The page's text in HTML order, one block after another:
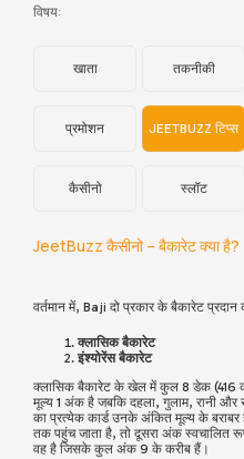
विषय:
खाता तकनीकी
प्रमोशन JEETBUZZ टिप्स
कैसीनो स्लॉट
JeetBuzz कैसीनो – बैकारेट क्या है?
वर्तमान में, Baji दो प्रकार के बैकारेट प्रदान
क्लासिक बैकारेट
इंश्योरेंस बैकारेट
क्लासिक बैकारेट के खेल में कुल 8 डेक (416
मूल्य 1 अंक है जबकि दहला, गुलाम, रानी
का प्रत्येक कार्ड उनके अंकित मूल्य के
तक पहुंच जाता है, तो दूसरा अंक स्वचालित
वह है जिसके कुल अंक 9 के करीब हैं।